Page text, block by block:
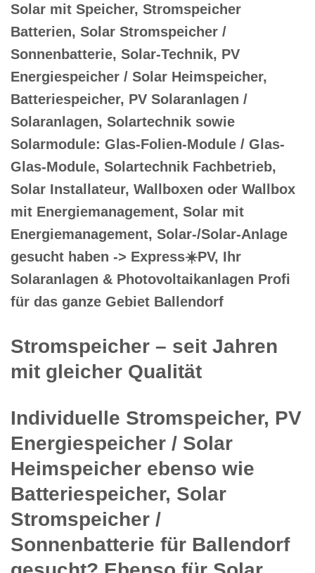
Solar mit Speicher, Stromspeicher
Batterien, Solar Stromspeicher /
Sonnenbatterie, Solar-Technik, PV
Energiespeicher / Solar Heimspeicher,
Batteriespeicher, PV Solaranlagen /
Solaranlagen, Solartechnik sowie
Solarmodule: Glas-Folien-Module / Glas-
Glas-Module, Solartechnik Fachbetrieb,
Solar Installateur, Wallboxen oder Wallbox
mit Energiemanagement, Solar mit
Energiemanagement, Solar-/Solar-Anlage
gesucht haben -> Express☀️PV️, Ihr
Solaranlagen & Photovoltaikanlagen Profi
für das ganze Gebiet Ballendorf
Stromspeicher – seit Jahren
mit gleicher Qualität
Individuelle Stromspeicher, PV
Energiespeicher / Solar
Heimspeicher ebenso wie
Batteriespeicher, Solar
Stromspeicher /
Sonnenbatterie für Ballendorf